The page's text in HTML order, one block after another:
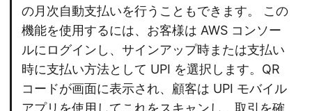
の月次自動支払いを行うこともできます。 この
機能を使用するには、お客様は AWS コンソー
ルにログインし、サインアップ時または支払い
時に支払い方法として UPI を選択します。QR
コードが画面に表示され、顧客は UPI モバイル